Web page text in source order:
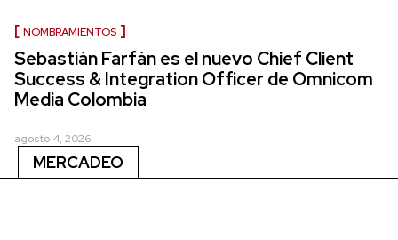
NOMBRAMIENTOS
Sebastián Farfán es el nuevo Chief Client
Success & Integration Officer de Omnicom
Media Colombia
agosto 4, 2026
MERCADEO